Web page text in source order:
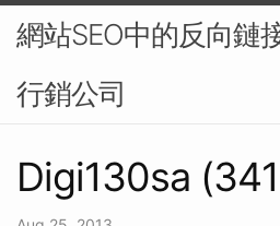
網站SEO中的反向鏈
行銷公司
Digi130sa